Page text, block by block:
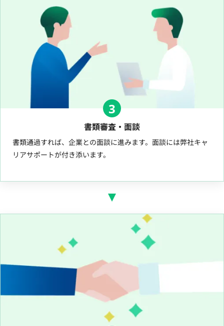
3
書類審査・面談
書類通過すれば、企業との面談に進みます。面談には弊社キャ
リアサポートが付き添います。